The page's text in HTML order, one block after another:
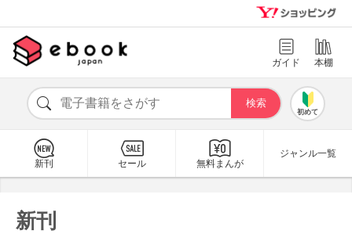
ガイド 本棚
初めて
新刊 セール 無料まんが
ジャンル一覧
新刊